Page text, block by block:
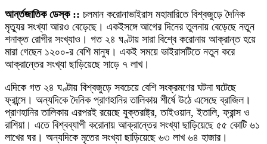
আর্ন্তজাতিক ডেস্ক :: চলমান করোনাভাইরাস মহামারিতে বিশ্বজুড়ে দৈনিক
মৃত্যুর সংখ্যা আরও বেড়েছে। একইসঙ্গে আগের দিনের তুলনায় বেড়েছে নতুন
শনাক্ত রোগীর সংখ্যাও। গত ২৪ ঘণ্টায় সারা বিশ্বে করোনায় আক্রান্ত হয়ে
মারা গেছেন ১২০০-র বেশি মানুষ। একই সময়ে ভাইরাসটিতে নতুন করে
আক্রান্তের সংখ্যা ছাড়িয়েছে সাড়ে ৭ লাখ।
এদিকে গত ২৪ ঘণ্টায় বিশ্বজুড়ে সবচেয়ে বেশি সংক্রমণের ঘটনা ঘটেছে
ফ্রান্সে। অন্যদিকে দৈনিক প্রাণহানির তালিকায় শীর্ষে উঠে এসেছে ব্রাজিল।
প্রাণহানির তালিকায় এরপরই রয়েছে যুক্তরাষ্ট্র, তাইওয়ান, ইতালি, ফ্রান্স ও
রাশিয়া। এতে বিশ্বব্যাপী করোনায় আক্রান্তের সংখ্যা ছাড়িয়েছে ৫৫ কোটি ৬১
লাখের ঘর। অন্যদিকে মৃতের সংখ্যা ছাড়িয়েছে ৬৩ লাখ ৬৪ হাজার।